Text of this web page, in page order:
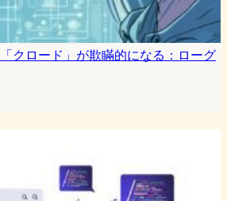
クロード」が欺瞞的になる：ローグ